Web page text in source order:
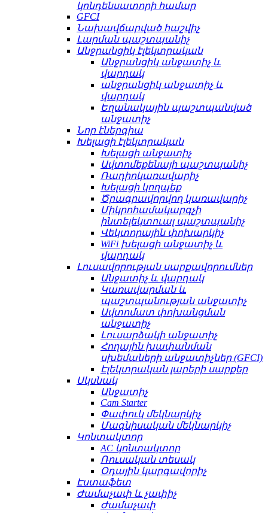
կոնդենսատորի համար
GFCI
Նախավճարված հաշվիչ
Լարման պաշտպանիչ
Անջրանցիկ էլեկտրական
Անջրանցիկ անջատիչ և
վարդակ
անջրանցիկ անջատիչ և
վարդակ
Եղանակային պաշտպանված
անջատիչ
Նոր էներգիա
Խելացի էլեկտրական
Խելացի անջատիչ
Ավտոմեքենայի պաշտպանիչ
Ռադիոկառավարիչ
Խելացի կողպեք
Ծրագրավորվող կառավարիչ
Միկրոհամակարգչի
ինտելեկտուալ պաշտպանիչ
Վեկտորային փոխարկիչ
WiFi խելացի անջատիչ և
վարդակ
Լուսավորության սարքավորումներ
Անջատիչ և վարդակ
Կառավարման և
պաշտպանության անջատիչ
Ավտոմատ փոխանցման
անջատիչ
Լուսարձակի անջատիչ
Հողային խափանման
սխեմաների անջատիչներ (GFCI)
Էլեկտրական լարերի սարքեր
Սկսնակ
Անջատիչ
Cam Starter
Փափուկ մեկնարկիչ
Մագնիսական մեկնարկիչ
Կոնտակտոր
AC կոնտակտոր
Ռուսական տեսակ
Օդային կարգավորիչ
Էստաֆետ
Ժամաչափ և չափիչ
Ժամաչափ